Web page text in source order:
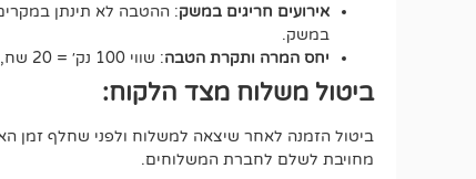
אירועים חריגים במשק: ההטבה לא תינתן במקרים
במשק.
יחס המרה ותקרת הטבה: שווי 100 נק׳ = 20 שח, סכום ההטבה הכולל לא יעבור את ה-500 נקודות.
ביטול משלוח מצד הלקוח:
ביטול הזמנה לאחר שיצאה למשלוח ולפני שחלף זמן
מחויבת לשלם לחברת המשלוחים.